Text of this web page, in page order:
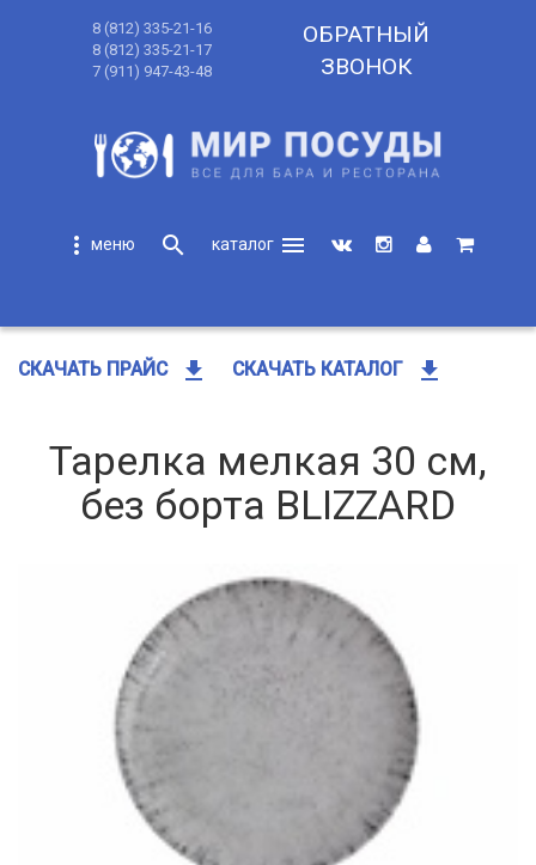
8 (812) 335-21-16
8 (812) 335-21-17
7 (911) 947-43-48
ОБРАТНЫЙ
ЗВОНОК
more_vert search
menu
СКАЧАТЬ ПРАЙС get_app СКАЧАТЬ КАТАЛОГ get_app
Тарелка мелкая 30 см,
без борта BLIZZARD